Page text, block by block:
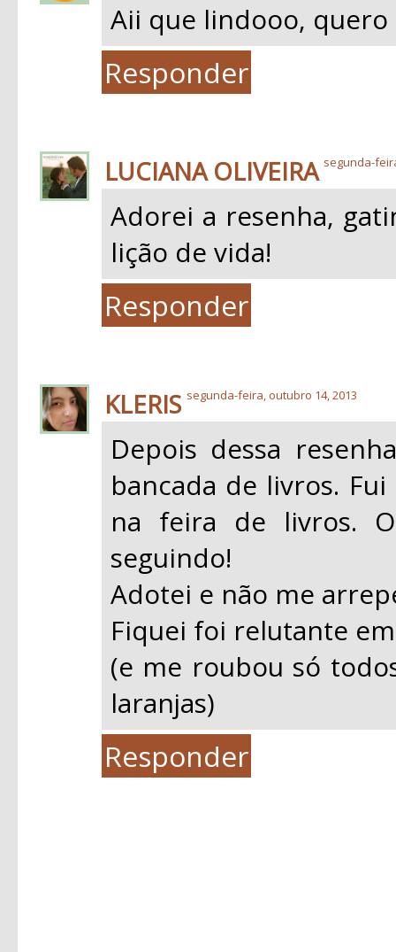
Aii que lindooo, quero
Responder
LUCIANA OLIVEIRA segunda-
Adorei a resenha,
lição de vida!
Responder
KLERIS segunda-feira, outubro 14, 2013
Depois dessa
bancada de livros.
na feira de livros.
seguindo!
Adotei e não me
Fiquei foi relutante
(e me roubou só
laranjas)
Responder